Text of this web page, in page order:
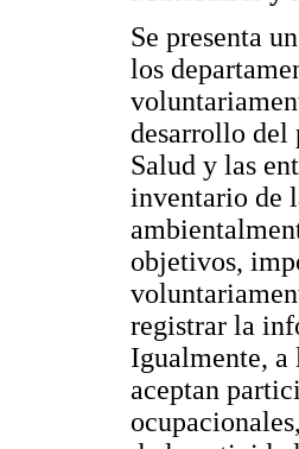
Se presenta
los
desarrollo del
Salud y las
inventario de
objetivos,
registrar la
Igualmente, a
aceptan